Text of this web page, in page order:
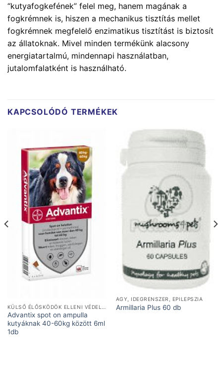
“kutyafogkefének” felel meg, hanem magának a
fogkrémnek is, hiszen a mechanikus tisztítás mellet
fogkrémnek megfelelő enzimatikus tisztítást is biztosít
az állatoknak. Mivel minden termékünk alacsony
energiatartalmú, mindennapi használatban,
jutalomfalatként is használható.
KAPCSOLÓDÓ TERMÉKEK
Advantix spot on ampulla
kutyáknak 40-60kg között 6ml
1db
AGY, IDEGRENSZER, EPILEPSZIA
Armillaria Plus 60 db